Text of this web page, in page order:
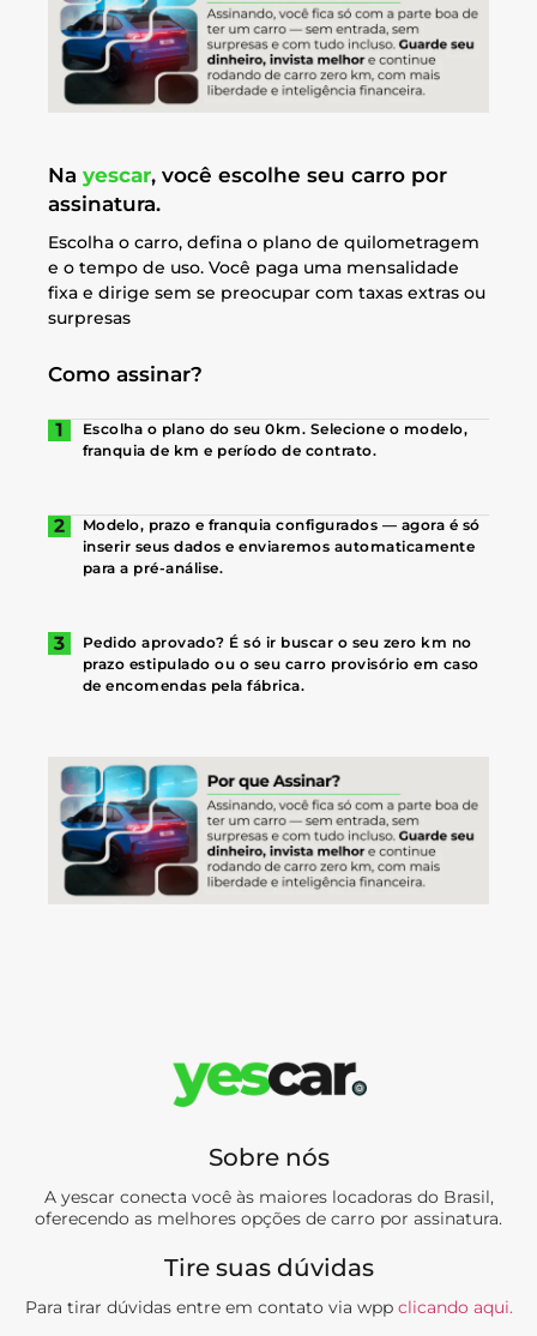
Na yescar, você escolhe seu carro por
assinatura.
Escolha o carro, defina o plano de quilometragem
e o tempo de uso. Você paga uma mensalidade
fixa e dirige sem se preocupar com taxas extras ou
surpresas
Como assinar?
Escolha o plano do seu 0km. Selecione o modelo,
franquia de km e período de contrato.
Modelo, prazo e franquia configurados — agora é só
inserir seus dados e enviaremos automaticamente
para a pré-análise.
Pedido aprovado? É só ir buscar o seu zero km no
prazo estipulado ou o seu carro provisório em caso
de encomendas pela fábrica.
Sobre nós
A yescar conecta você às maiores locadoras do Brasil,
oferecendo as melhores opções de carro por assinatura.
Tire suas dúvidas
Para tirar dúvidas entre em contato via wpp clicando aqui.